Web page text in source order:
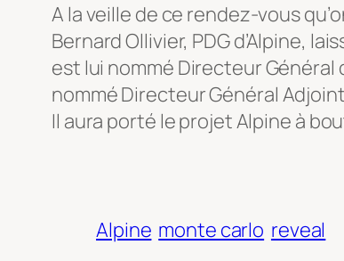
A la veille de ce rendez-vous
Bernard Ollivier, PDG d’Alpine,
est lui nommé Directeur Général
nommé Directeur Général
Il aura porté le projet Alpine à
Alpine monte carlo reveal